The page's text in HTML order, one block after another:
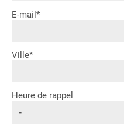
E-mail*
Ville*
Heure de rappel